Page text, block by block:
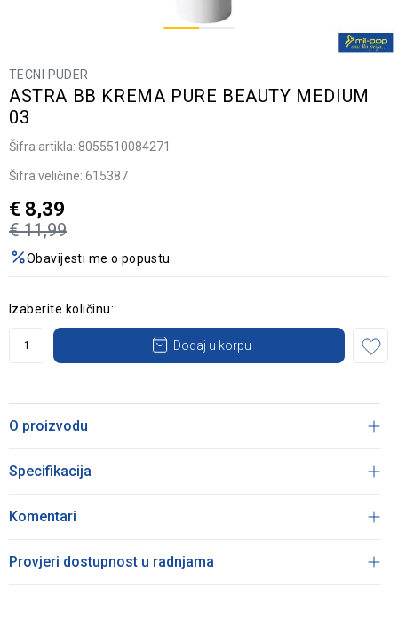
TECNI PUDER
ASTRA BB KREMA PURE BEAUTY MEDIUM
03
Šifra artikla: 8055510084271
Šifra veličine: 615387
€ 11,99
€ 8,39
Obavijesti me o popustu
Izaberite količinu:
Dodaj u korpu
O proizvodu
Specifikacija
Komentari
Provjeri dostupnost u radnjama